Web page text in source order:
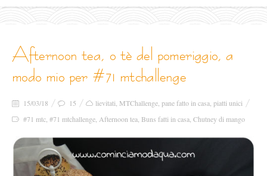
afternoon tea, o tè del pomeriggio, a
modo mio per #71 mtchallenge
15/03/18 15 lievitati MTChallenge pane fatto in casa piatti unici
#71 mtc #71 mtchallenge Afternoon tea Buns fatti in casa Chutney di mango